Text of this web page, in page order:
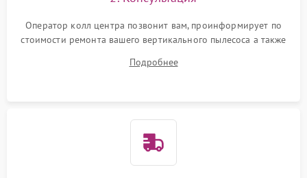
Оператор колл центра позвонит вам, проинформирует по
стоимости ремонта вашего вертикального пылесоса а также
Подробнее